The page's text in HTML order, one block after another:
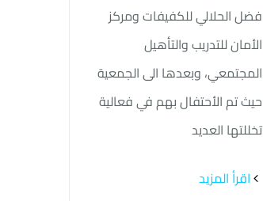
فضل الحلالي للكفيفات ومركز
الأمان للتدريب والتأهيل
المجتمعي، وبعدها الى الجمعية
حيث تم الأحتفال بهم في فعالية
تخللتها العديد